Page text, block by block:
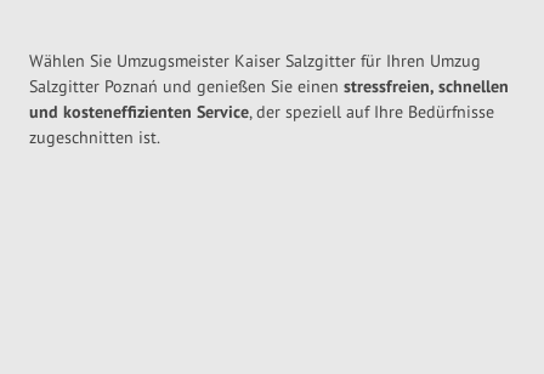
Wählen Sie Umzugsmeister Kaiser Salzgitter für Ihren Umzug
Salzgitter Poznań und genießen Sie einen stressfreien, schnellen
und kosteneffizienten Service, der speziell auf Ihre Bedürfnisse
zugeschnitten ist.